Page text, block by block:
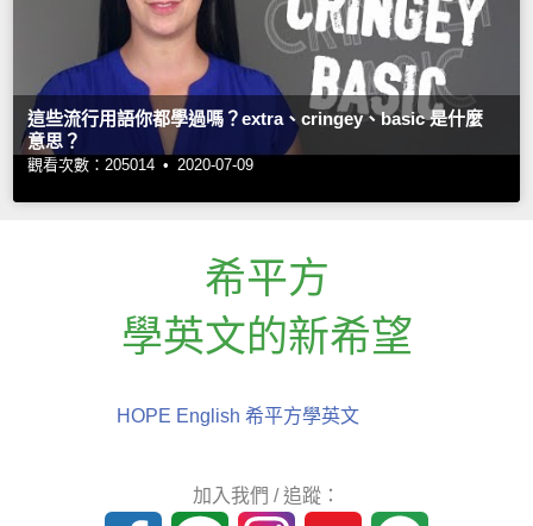
這些流行用語你都學過嗎？extra、cringey、basic 是什麼
意思？
觀看次數：205014 • 2020-07-09
希平方
學英文的新希望
HOPE English 希平方學英文
加入我們 / 追蹤：